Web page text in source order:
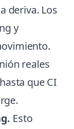
deriva. Los
y
reales
que CI
Esto